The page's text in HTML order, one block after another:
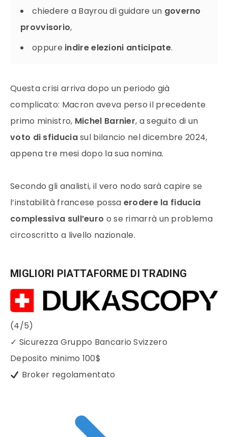
chiedere a Bayrou di guidare un governo
provvisorio,
oppure indire elezioni anticipate.
Questa crisi arriva dopo un periodo già
complicato: Macron aveva perso il precedente
primo ministro, Michel Barnier, a seguito di un
voto di sfiduciasul bilancio nel dicembre 2024,
appena tre mesi dopo la sua nomina.
Secondo gli analisti, il vero nodo sarà capire se
l’instabilità francese possa erodere la fiducia
complessiva sull’euro o se rimarrà un problema
circoscritto a livello nazionale.
MIGLIORI PIATTAFORME DI TRADING
(4/5)
✓ Sicurezza Gruppo Bancario Svizzero
Deposito minimo 100$
Broker regolamentato